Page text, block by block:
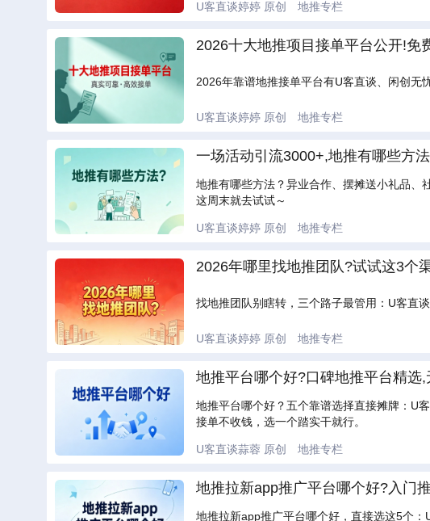
U客直谈婷婷 原创 地推专栏
2026十大地推项目接单平台公开!免
2026年靠谱地推接单平台有U客直谈、闲创无
U客直谈婷婷 原创 地推专栏
一场活动引流3000+,地推有哪些方
地推有哪些方法？异业合作、摆摊送小礼品、
这周末就去试试～
U客直谈婷婷 原创 地推专栏
2026年哪里找地推团队?试试这3个
找地推团队别瞎转，三个路子最管用：U客直
U客直谈婷婷 原创 地推专栏
地推平台哪个好?口碑地推平台精选
地推平台哪个好？五个靠谱选择直接摊牌：U
接单不收钱，选一个踏实干就行。
U客直谈蒜蓉 原创 地推专栏
地推拉新app推广平台哪个好?入门
地推拉新app推广平台哪个好，直接选这5个